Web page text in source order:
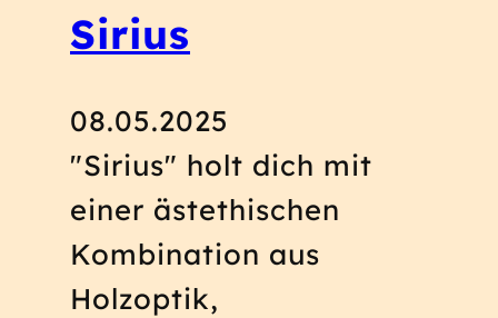
Sirius
08.05.2025
"Sirius" holt dich mit
einer ästethischen
Kombination aus
Holzoptik,